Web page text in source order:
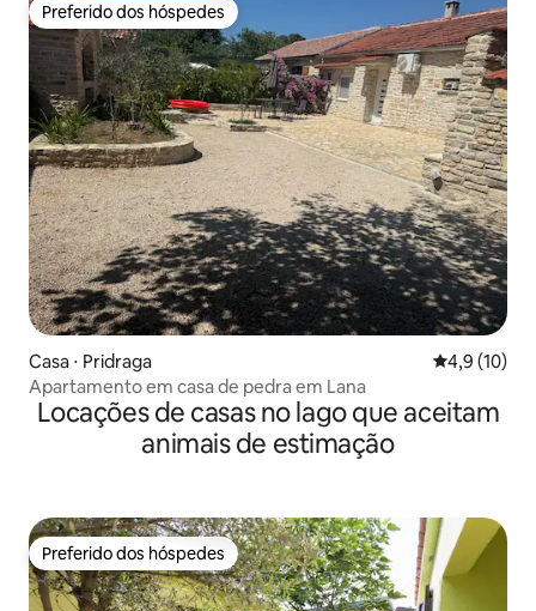
Preferido dos hóspedes
Preferido dos hóspedes
Casa ⋅ Pridraga 4,9 de uma
4,9 (10)
Apartamento em casa de pedra em Lana
Locações de casas no lago que aceitam
animais de estimação
Preferido dos hóspedes
Preferido dos hóspedes